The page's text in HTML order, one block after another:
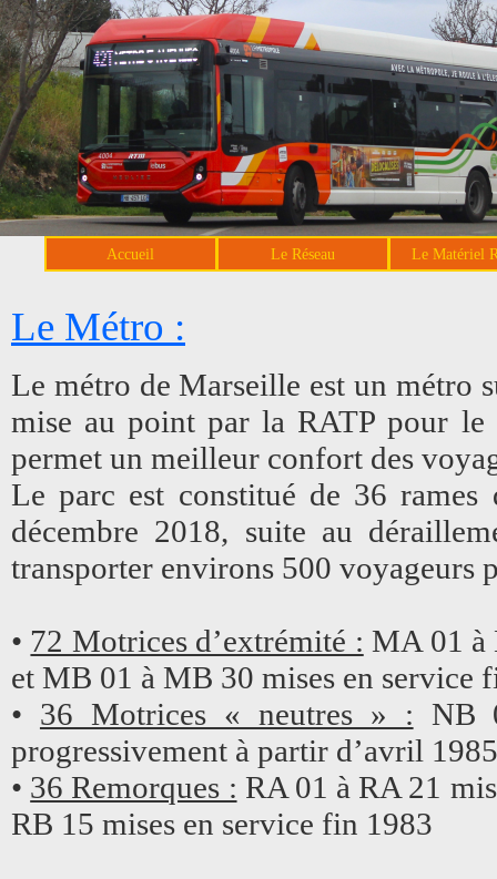
Accueil Le Réseau Le Matériel
Le Métro :
Le métro de Marseille est un métro
mise au point par la RATP pour le
permet un meilleur confort des
Le parc est constitué de 36
décembre 2018, suite au
transporter environs 500 voyageurs
• 72 Motrices d’extrémité : MA 01 à
et MB 01 à MB 30 mises en service
• 36 Motrices « neutres » : NB
progressivement à partir d’avril 1985
• 36 Remorques : RA 01 à RA 21
RB 15 mises en service fin 1983